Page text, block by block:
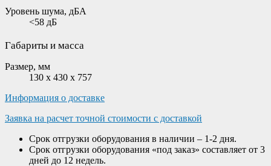
Уровень шума, дБА
<58 дБ
Габариты и масса
Размер, мм
130 x 430 x 757
Информация о доставке
Заявка на расчет точной стоимости с доставкой
Срок отгрузки оборудования в наличии – 1-2 дня.
Срок отгрузки оборудования «под заказ» составляет от 3
дней до 12 недель.